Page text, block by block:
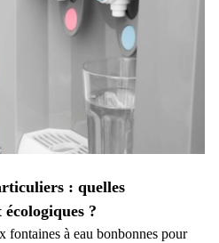
: quelles
?
fontaines à eau bonbonnes pour